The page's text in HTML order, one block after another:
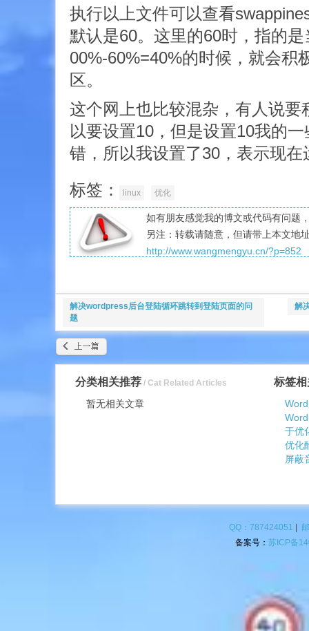
执行以上文件可以查看
默认是60。这里的60时，指的
00%-60%=40%的时候，就会积
区。
这个网上也比较混杂，有人说要
以要设置10，但是设置10我的
错，所以我设置了30，表示现在
标签：
linux 优化
如有朋友感觉我的博文或代码有问题
另注：转载请随意，但请带上本文地
http://www.wangmengyu.cn/?p=852
解决wordpress后台登陆循环跳转到登陆页面的问
题
解
分类相关推荐 / Cat Related Articles
暂无相关文章
标签
于优
优化
屏蔽
QQ：787424051
备案号： 苏ICP备